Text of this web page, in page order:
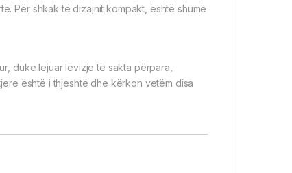
Për shkak të dizajnit kompakt, është shumë
duke lejuar lëvizje të sakta përpara,
është i thjeshtë dhe kërkon vetëm disa